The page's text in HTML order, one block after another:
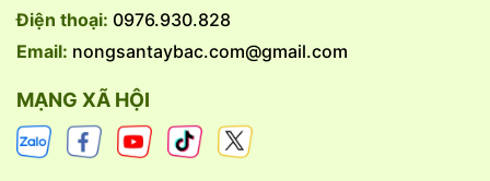
Nông Sản Tây Bắc cam kết:
Hàng tươi ngon, mổ mỗi ngày.
Đảm bảo an toàn vệ sinh có giấy chứng nhận của cục vệ
Bảo quản cẩn thận, chặt chẽ để khi giao đến khách hàng
vẫn giữ nguyên chất lượng.
Mang đến cho quý khách thực phẩm dinh dưỡng uy tín an
Điện thoại: 0976.930.828
Email: nongsantaybac.com@gmail.com
MẠNG XÃ HỘI